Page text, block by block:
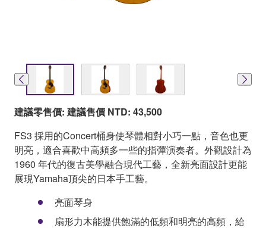
建議零售價: 建議售價 NTD: 43,500
FS3 採用的Concert桶身使琴體相對小巧一點，音色也更
明亮，適合喜歡中高頻多一些的指彈演奏者。外觀設計為
1960 年代的復古美學融合現代工藝，全新亮面設計更能
展現Yamaha頂尖的日本手工藝。
亮面琴身
扇形力木能提供飽滿的低頻和明亮的高頻，給